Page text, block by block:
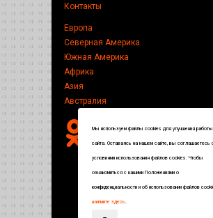
Контакты
Европа
Северная Америка
Южная Америка
Африка
Азия
Австралия
Мы используем файлы cookies для улучшения работы
сайта. Оставаясь на нашем сайте, вы соглашаетесь
условиями использования файлов cookies. Чтобы
ознакомиться с нашими Положениями о
конфиденциальности и об использовании файлов
нажмите здесь.